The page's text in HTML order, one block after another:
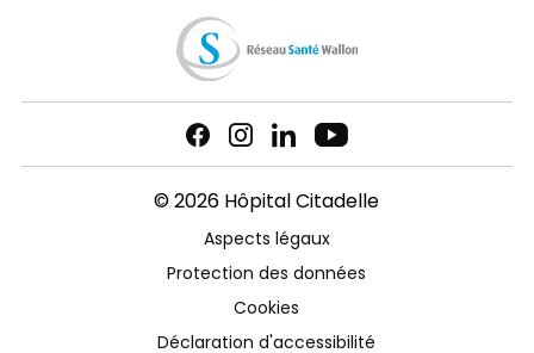
© 2026 Hôpital Citadelle
Aspects légaux
Protection des données
Cookies
Déclaration d'accessibilité